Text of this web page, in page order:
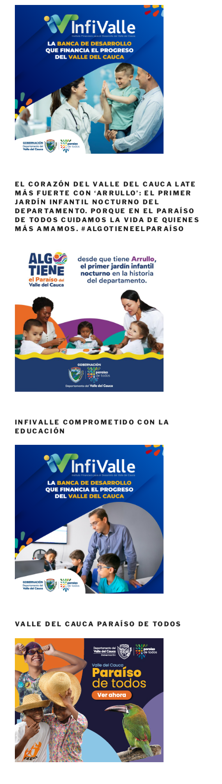
EL CORAZÓN DEL VALLE DEL CAUCA LATE
MÁS FUERTE CON ‘ARRULLO’: EL PRIMER
JARDÍN INFANTIL NOCTURNO DEL
DEPARTAMENTO. PORQUE EN EL PARAÍSO
DE TODOS CUIDAMOS LA VIDA DE QUIENES
MÁS AMAMOS. #ALGOTIENEELPARAÍSO
INFIVALLE COMPROMETIDO CON LA
EDUCACIÓN
VALLE DEL CAUCA PARAÍSO DE TODOS